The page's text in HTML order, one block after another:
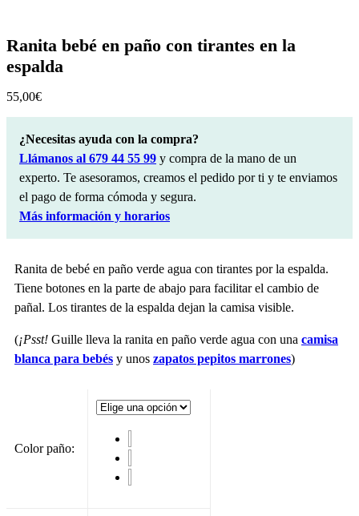
Ranita bebé en paño con tirantes en la
espalda
55,00€
¿Necesitas ayuda con la compra?
Llámanos al 679 44 55 99 y compra de la mano de un
experto. Te asesoramos, creamos el pedido por ti y te enviamos
el pago de forma cómoda y segura.
Más información y horarios
Ranita de bebé en paño verde agua con tirantes por la espalda.
Tiene botones en la parte de abajo para facilitar el cambio de
pañal. Los tirantes de la espalda dejan la camisa visible.
(¡Psst! Guille lleva la ranita en paño verde agua con una camisa
blanca para bebés y unos zapatos pepitos marrones)
Color paño: